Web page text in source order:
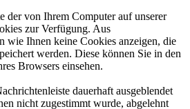
der von Ihrem Computer auf unserer
zur Verfügung. Aus
wie Ihnen keine Cookies anzeigen, die
werden. Diese können Sie in den
Browsers einsehen.
dauerhaft ausgeblendet
nicht zugestimmt wurde, abgelehnt